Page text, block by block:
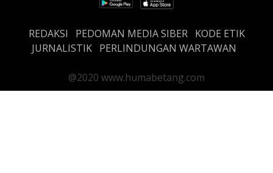
REDAKSI PEDOMAN MEDIA SIBER
KODE ETIK
JURNALISTIK PERLINDUNGAN WARTAWAN
@2020 www.humabetang.com